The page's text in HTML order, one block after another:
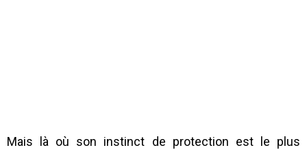
Mais là où son instinct de protection est le plus